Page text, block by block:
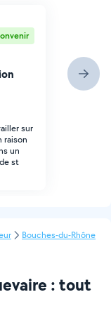
sur
raison
un
st
Bouches-du-Rhône
: tout